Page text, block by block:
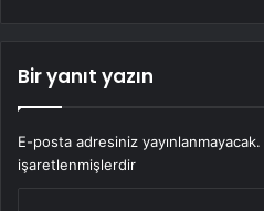
Bir yanıt yazın
E-posta adresiniz yayınlanmayacak.
işaretlenmişlerdir